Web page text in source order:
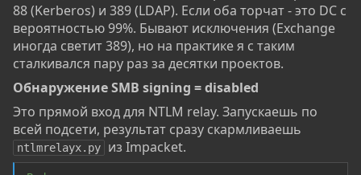
88 (Kerberos) и 389 (LDAP). Если оба торчат - это DC с
вероятностью 99%. Бывают исключения (Exchange
иногда светит 389), но на практике я с таким
сталкивался пару раз за десятки проектов.
Обнаружение SMB signing = disabled​
Это прямой вход для NTLM relay. Запускаешь по
всей подсети, результат сразу скармливаешь
ntlmrelayx.py из Impacket.